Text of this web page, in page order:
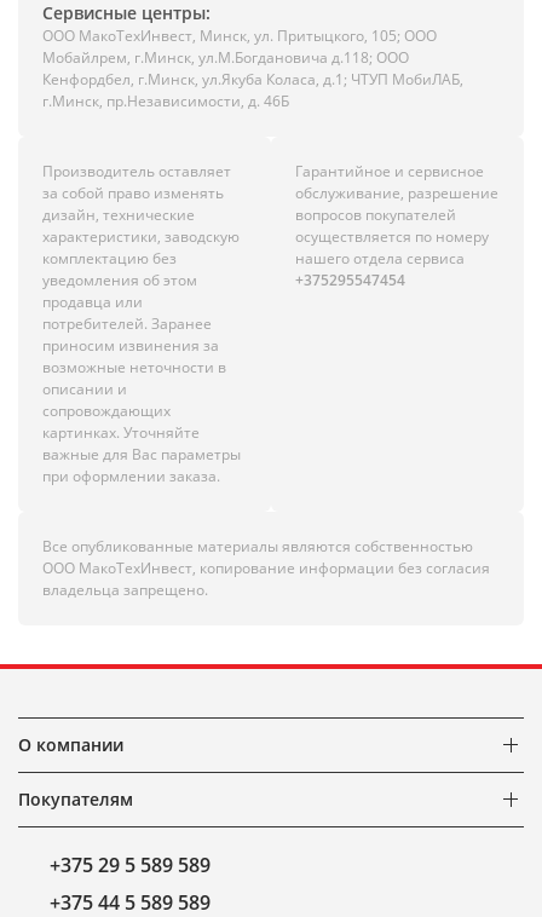
Сервисные центры:
ООО МакоТехИнвест, Минск, ул. Притыцкого, 105; ООО
Мобайлрем, г.Минск, ул.М.Богдановича д.118; ООО
Кенфордбел, г.Минск, ул.Якуба Коласа, д.1; ЧТУП МобиЛАБ,
г.Минск, пр.Независимости, д. 46Б
Производитель оставляет
за собой право изменять
дизайн, технические
характеристики, заводскую
комплектацию без
уведомления об этом
продавца или
потребителей. Заранее
приносим извинения за
возможные неточности в
описании и
сопровождающих
картинках. Уточняйте
важные для Вас параметры
при оформлении заказа.
Гарантийное и сервисное
обслуживание, разрешение
вопросов покупателей
осуществляется по номеру
нашего отдела сервиса
+375295547454
Все опубликованные материалы являются собственностью
ООО МакоТехИнвест, копирование информации без согласия
владельца запрещено.
О компании
Покупателям
+375 29 5 589 589
+375 44 5 589 589